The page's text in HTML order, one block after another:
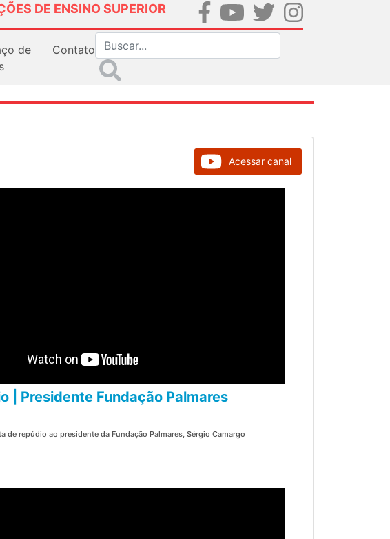
DE ENSINO SUPERIOR
de
Contato
Acessar canal
| Presidente Fundação Palmares
de repúdio ao presidente da Fundação Palmares, Sérgio Camargo